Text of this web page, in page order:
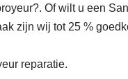
Of wilt u een
zijn wij tot 25 %
reparatie.